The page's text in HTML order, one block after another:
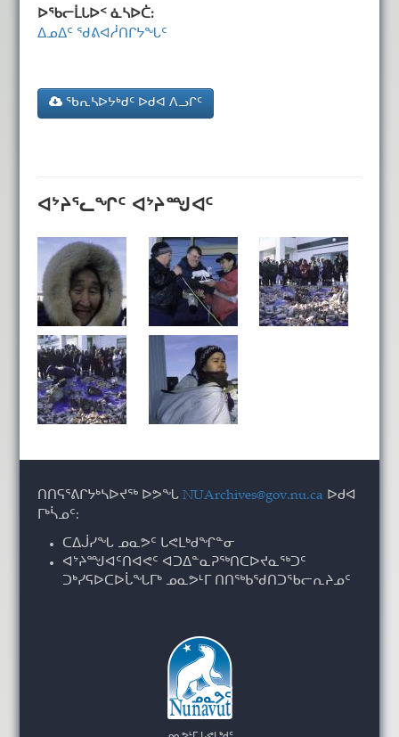
ᐅᖃᓕᒫᒐᐅᑉ ᓈᓴᐅᑖ:
ᐃᓄᐃᑦ ᖁᕕᐊᓲᑎᒋᔭᖓᑦ
ᖃᕆᓴᐅᔭᒃᑯᑦ ᐅᑯᐊ ᐱᓗᒋᑦ
ᐊᔾᔨᕐᓚᖏᑦ ᐊᔾᔨᙳᐊᑦ
ᑎᑎᕋᕐᕕᒋᔭᒃᓴᐅᔪᖅ ᐅᕗᖓNUArchives@gov.nu.ca ᐅᑯᐊ
ᒥᒃᓵᓄᑦ:
ᑕᐃᒎᓯᖓ ᓄᓇᕗᑦ ᒐᕙᒪᒃᑯᖏᓐᓂ
ᐊᔾᔨᙳᐊᑦᑎᐊᕙᑦ ᐊᑐᐃᓐᓇᕈᖅᑎᑕᐅᔪᓇᖅᑐᑦ
ᑐᒃᓯᕋᐅᑕᐅᒑᖓᒥᒃ ᓄᓇᕗᒻᒥ ᑎᑎᖅᑲᖁᑎᑐᖃᓕᕆᔨᓄᑦ